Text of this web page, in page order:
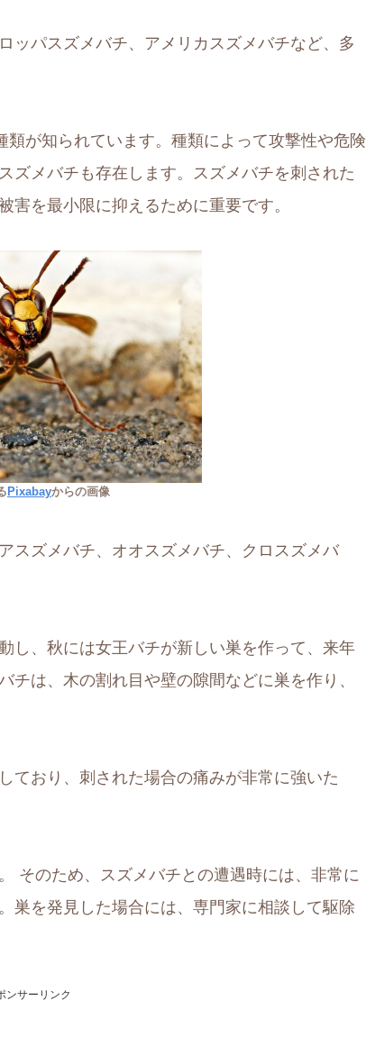
ッパスズメバチ、アメリカスズメバチなど、多
が知られています。種類によって攻撃性や危険
ズメバチも存在します。スズメバチを刺された
害を最小限に抑えるために重要です。
Pixabayからの画像
スズメバチ、オオスズメバチ、クロスズメバ
し、秋には女王バチが新しい巣を作って、来年
は、木の割れ目や壁の隙間などに巣を作り、
ており、刺された場合の痛みが非常に強いた
そのため、スズメバチとの遭遇時には、非常に
巣を発見した場合には、専門家に相談して駆除
ンサーリンク